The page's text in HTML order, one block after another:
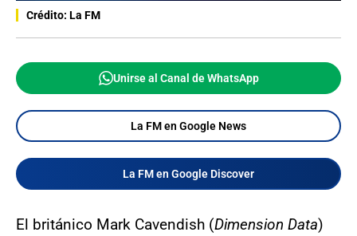
Crédito: La FM
Unirse al Canal de WhatsApp
La FM en Google News
La FM en Google Discover
El británico Mark Cavendish (Dimension Data)